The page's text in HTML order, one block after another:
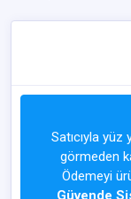
Satıcıyla
görmeden
Ödemeyi
Güvende